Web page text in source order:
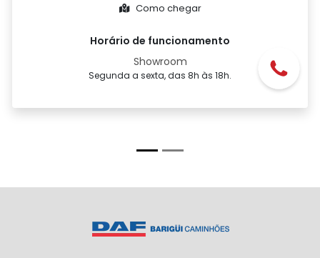
Como chegar
Horário de funcionamento
Showroom
Segunda a sexta, das 8h às 18h.